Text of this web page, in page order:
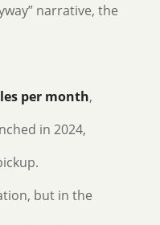
narrative, the
per month,
in 2024,
but in the